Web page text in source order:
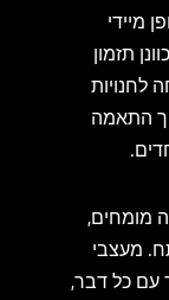
מיידי
תזמון
לחנויות
התאמה
מומחים,
מעצבי
עם כל דבר,